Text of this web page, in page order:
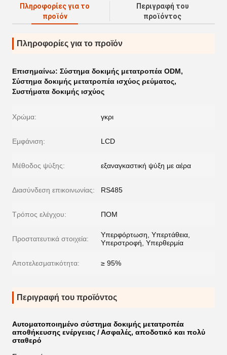
Πληροφορίες για το
προϊόν
Περιγραφή του
προϊόντος
Πληροφορίες για το προϊόν
Επισημαίνω: Σύστημα δοκιμής μετατροπέα ODM,
Σύστημα δοκιμής μετατροπέα ισχύος ρεύματος,
Συστήματα δοκιμής ισχύος
Χρώμα: γκρι
Εμφάνιση: LCD
Μέθοδος ψύξης: εξαναγκαστική ψύξη με αέρα
Διασύνδεση επικοινωνίας: RS485
Τρόπος ελέγχου: ΠΟΜ
Προστατευτικά στοιχεία:
Υπερφόρτωση, Υπερτάθεια,
Υπερστροφή, Υπερθερμία
Αποτελεσματικότητα: ≥ 95%
Περιγραφή του προϊόντος
Αυτοματοποιημένο σύστημα δοκιμής μετατροπέα
αποθήκευσης ενέργειας / Ασφαλές, αποδοτικό και πολύ
σταθερό